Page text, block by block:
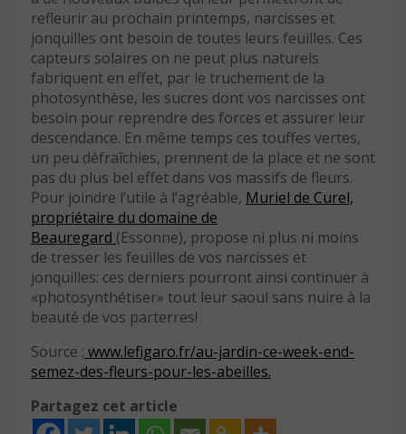
refleurir au prochain printemps, narcisses et
jonquilles ont besoin de toutes leurs feuilles. Ces
capteurs solaires on ne peut plus naturels
fabriquent en effet, par le truchement de la
photosynthèse, les sucres dont vos narcisses ont
besoin pour reprendre des forces et assurer leur
descendance. En même temps ces touffes vertes,
un peu défraîchies, prennent de la place et ne sont
pas du plus bel effet dans vos massifs de fleurs.
Pour joindre l’utile à l’agréable, Muriel de Curel,
propriétaire du domaine de
Beauregard (Essonne), propose ni plus ni moins
de tresser les feuilles de vos narcisses et
jonquilles: ces derniers pourront ainsi continuer à
«photosynthétiser» tout leur saoul sans nuire à la
beauté de vos parterres!
Source : www.lefigaro.fr/au-jardin-ce-week-end-
semez-des-fleurs-pour-les-abeilles.
Partagez cet article